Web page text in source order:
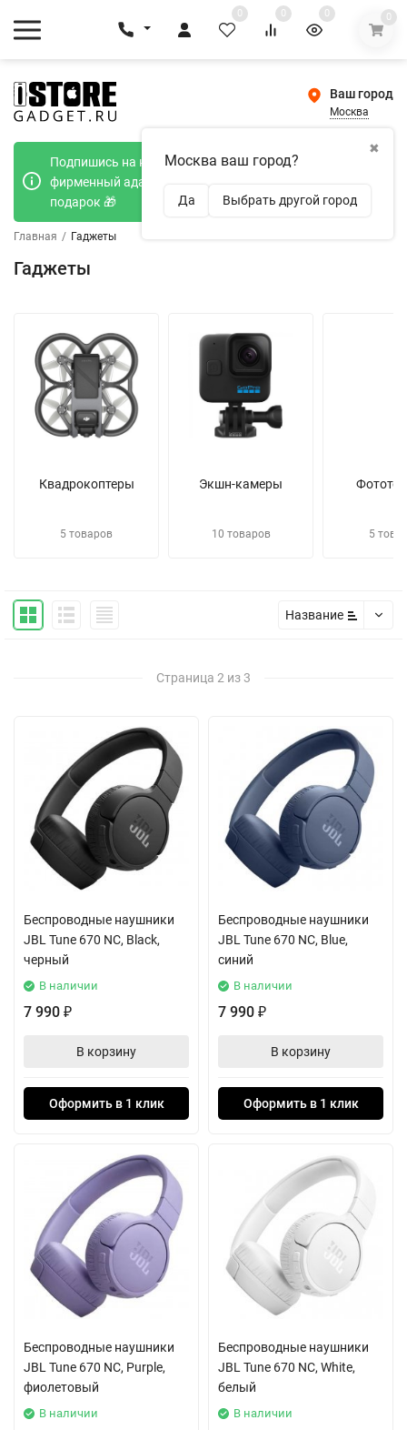
0 0 0 0
Ваш город
Москва
✖
Москва ваш город?
Да Выбрать другой город
Подпишись на наш телеграмм канал и получи
фирменный адаптер Type-C 20W при покупке в
подарок 🎁
Главная / Гаджеты
Гаджеты
Квадрокоптеры
5 товаров
Экшн-камеры
10 товаров 5
Название
Страница 2 из 3
Беспроводные наушники
JBL Tune 670 NC, Black,
черный
В наличии
7 990 ₽
В корзину
Оформить в 1 клик
Беспроводные наушники
JBL Tune 670 NC, Blue,
синий
В наличии
7 990 ₽
В корзину
Оформить в 1 клик
Беспроводные наушники
JBL Tune 670 NC, Purple,
фиолетовый
В наличии
Беспроводные наушники
JBL Tune 670 NC, White,
белый
В наличии